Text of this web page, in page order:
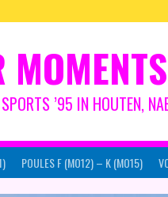
’95 IN HOUTEN,
POULES F (MO12) – K (MO15)